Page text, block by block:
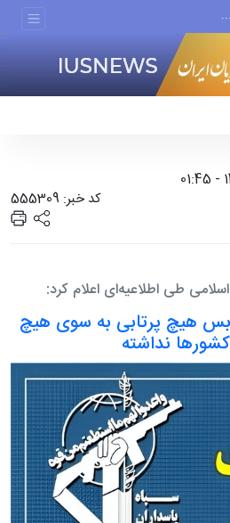
کد خبر: 555309
طی اطلاعیه‌ای اعلام کرد:
هیچ پرتابی به سوی هیچ
نداشته